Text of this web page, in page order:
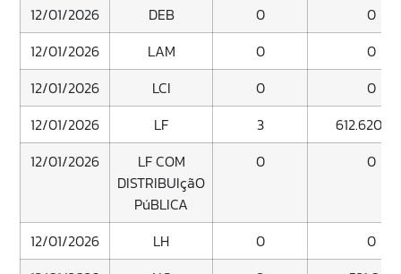
12/01/2026
DEB 0
0
12/01/2026
LAM 0
0
12/01/2026
LCI 0
0
12/01/2026
LF 3
12/01/2026
LF COM
DISTRIBUIçãO
PúBLICA
0 0
12/01/2026 LH 0
0